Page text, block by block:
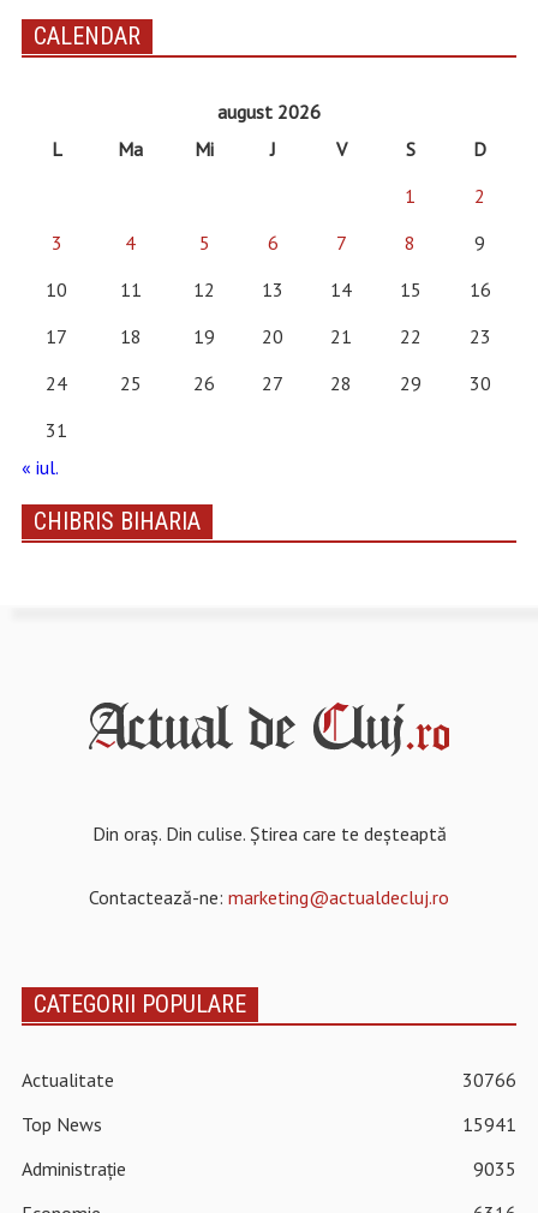
CALENDAR
august 2026
L
Ma Mi J V S
D
1
2
3
4 5 6 7 8
9
10
11 12 13 14 15
16
17
18 19 20 21 22
23
24
25 26 27 28 29
30
31
« iul.
CHIBRIS BIHARIA
Din oraș. Din culise. Știrea care te deșteaptă
Contactează-ne: marketing@actualdecluj.ro
CATEGORII POPULARE
Actualitate
30766
Top News
15941
Administrație
9035